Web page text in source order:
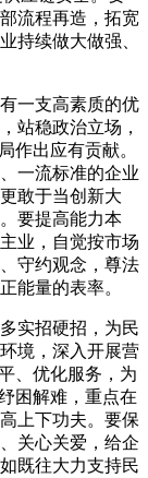
流程再造，拓宽
持续做大做强、
一支高素质的优
站稳政治立场，
作出应有贡献。
一流标准的企业
敢于当创新大
要提高能力本
业，自觉按市场
守约观念，尊法
能量的表率。
实招硬招，为民
境，深入开展营
、优化服务，为
困解难，重点在
上下功夫。要保
关心关爱，给企
既往大力支持民